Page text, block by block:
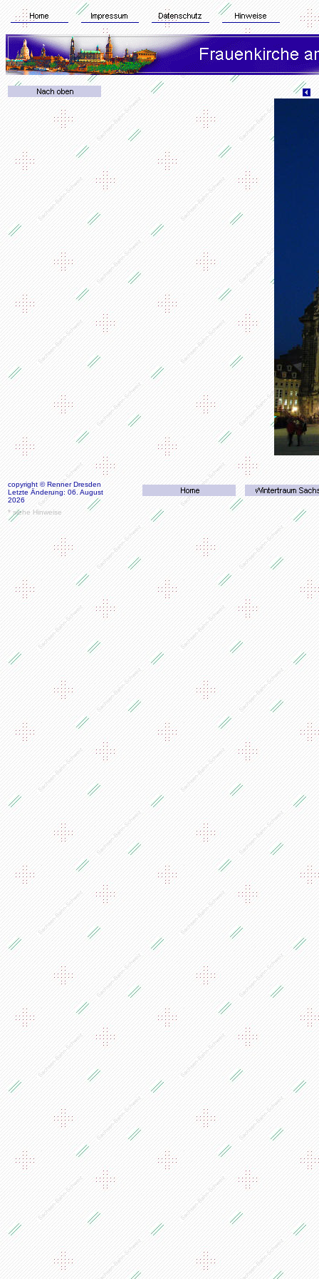
copyright © Renner Dresden
Letzte Änderung: 06. August
2026
* siehe Hinweise